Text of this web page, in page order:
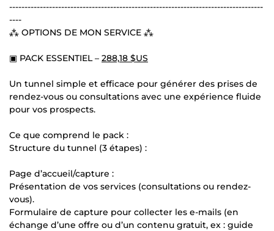
-----------------------------------------------------------------------------------
----
⁂ OPTIONS DE MON SERVICE ⁂
▣ PACK ESSENTIEL – 288,18 $US
Un tunnel simple et efficace pour générer des prises de
rendez-vous ou consultations avec une expérience fluide
pour vos prospects.
Ce que comprend le pack :
Structure du tunnel (3 étapes) :
Page d’accueil/capture :
Présentation de vos services (consultations ou rendez-
vous).
Formulaire de capture pour collecter les e-mails (en
échange d’une offre ou d’un contenu gratuit, ex : guide